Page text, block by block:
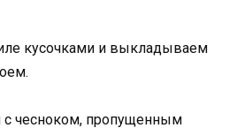
кусочками и выкладываем
чесноком, пропущенным